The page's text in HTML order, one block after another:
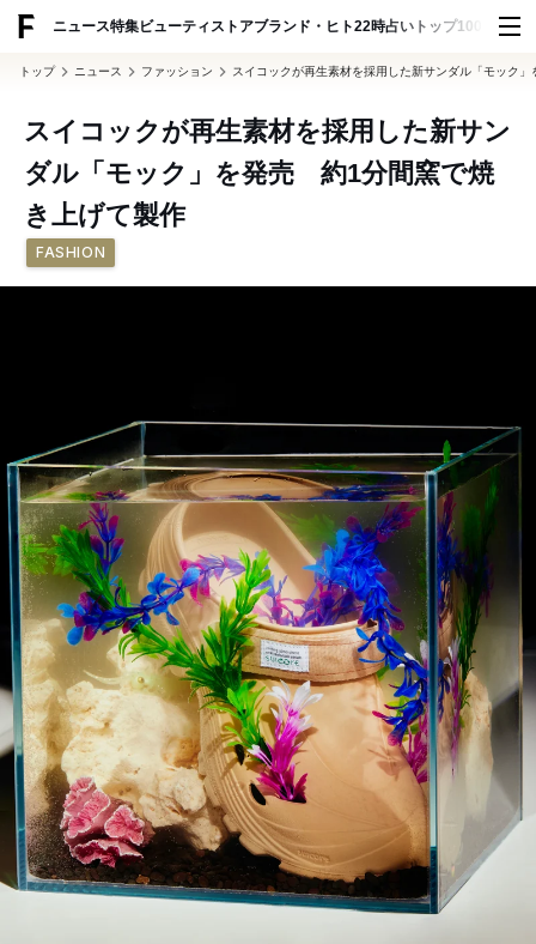
ニュース特集ビューティ ストアブランド・ヒト22時占い トップ100 スナッ
トップ ニュース ファッション スイコックが再生素材を採用した新サンダル「モック
スイコックが再生素材を採用した新サン
ダル「モック」を発売 約1分間窯で焼
き上げて製作
FASHION